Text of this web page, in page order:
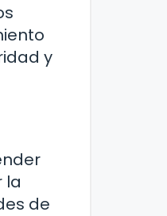
y
la
de